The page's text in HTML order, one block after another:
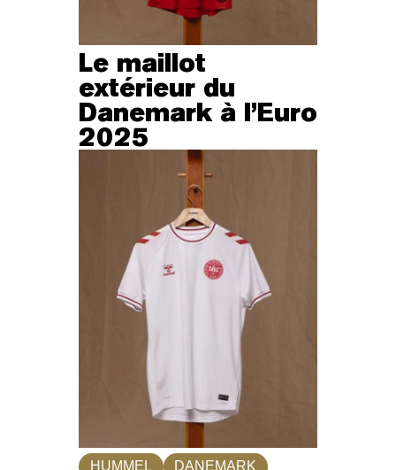
Le maillot
extérieur du
Danemark à l’Euro
2025
HUMMEL DANEMARK